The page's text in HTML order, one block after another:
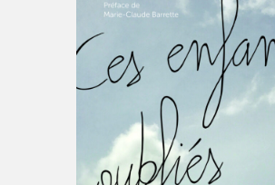
Espace enseignant·e·s
Espace pro